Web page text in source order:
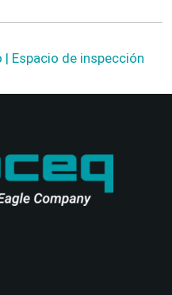
Espacio de inspección